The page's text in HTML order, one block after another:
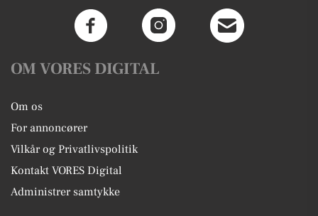
OM VORES DIGITAL
Om os
For annoncører
Vilkår og Privatlivspolitik
Kontakt VORES Digital
Administrer samtykke